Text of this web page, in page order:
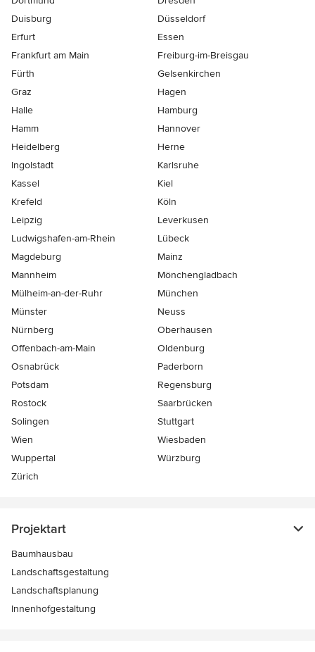
Duisburg
Düsseldorf
Erfurt
Essen
Frankfurt am Main
Freiburg-im-Breisgau
Fürth
Gelsenkirchen
Graz
Hagen
Halle
Hamburg
Hamm
Hannover
Heidelberg
Herne
Ingolstadt
Karlsruhe
Kassel
Kiel
Krefeld
Köln
Leipzig
Leverkusen
Ludwigshafen-am-Rhein
Lübeck
Magdeburg
Mainz
Mannheim
Mönchen­gladbach
Mülheim-an-der-Ruhr
München
Münster
Neuss
Nürnberg
Oberhausen
Offenbach-am-Main
Oldenburg
Osnabrück
Paderborn
Potsdam
Regensburg
Rostock
Saarbrücken
Solingen
Stuttgart
Wien
Wiesbaden
Wuppertal
Würzburg
Zürich
Projektart
Baumhausbau
Landschaftsgestaltung
Landschaftsplanung
Innenhofgestaltung